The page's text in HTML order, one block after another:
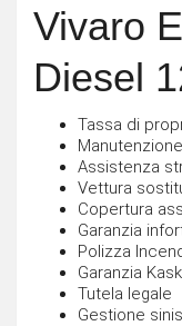
Vivaro
Diesel
Tassa di
Assistenza
Vettura
Copertura
Garanzia
Polizza
Garanzia
Tutela legale
Gestione